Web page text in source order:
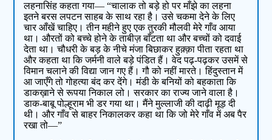
लहनासिंह कहता गया— “चालाक तो बड़े हो पर माँझे का लहना
इतने बरस लपटन साहब के साथ रहा है। उसे चकमा देने के लिए
चार आँखें चाहिए। तीन महीने हुए एक तुरकी मौलवी मेरे गाँव आया
था। औरतों को बच्चे होने के ताबीज़ बाँटता था और बच्चों को दवाई
देता था। चौधरी के बड़ के नीचे मंजा बिछाकर हुक़्क़ा पीता रहता था
और कहता था कि जर्मनी वाले बड़े पंडित हैं। वेद पढ़-पढ़कर उसमें से
विमान चलाने की विद्या जान गए हैं। गौ को नहीं मारते। हिंदुस्तान में
आ जाएँगे तो गोहत्या बंद कर देंगे। मंडी के बनियों को बहकाता कि
डाकख़ाने से रूपया निकाल लो। सरकार का राज्य जाने वाला है।
डाक-बाबू पोल्हूराम भी डर गया था। मैंने मुल्लाजी की दाढ़ी मूड़ दी
थी। और गाँव से बाहर निकालकर कहा था कि जो मेरे गाँव में अब पैर
रखा तो—”